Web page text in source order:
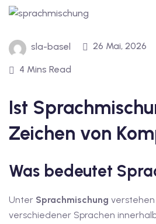
sla-basel 26 Mai, 2026
4 Mins Read
Ist
Zeichen von
Was bedeutet
Unter Sprachmischung
verschiedener Sprachen